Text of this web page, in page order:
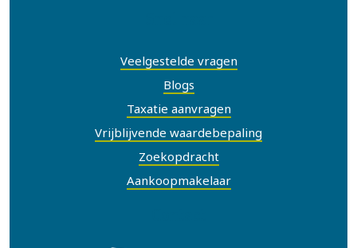
Veelgestelde vragen
Blogs
Taxatie aanvragen
Vrijblijvende waardebepaling
Zoekopdracht
Aankoopmakelaar